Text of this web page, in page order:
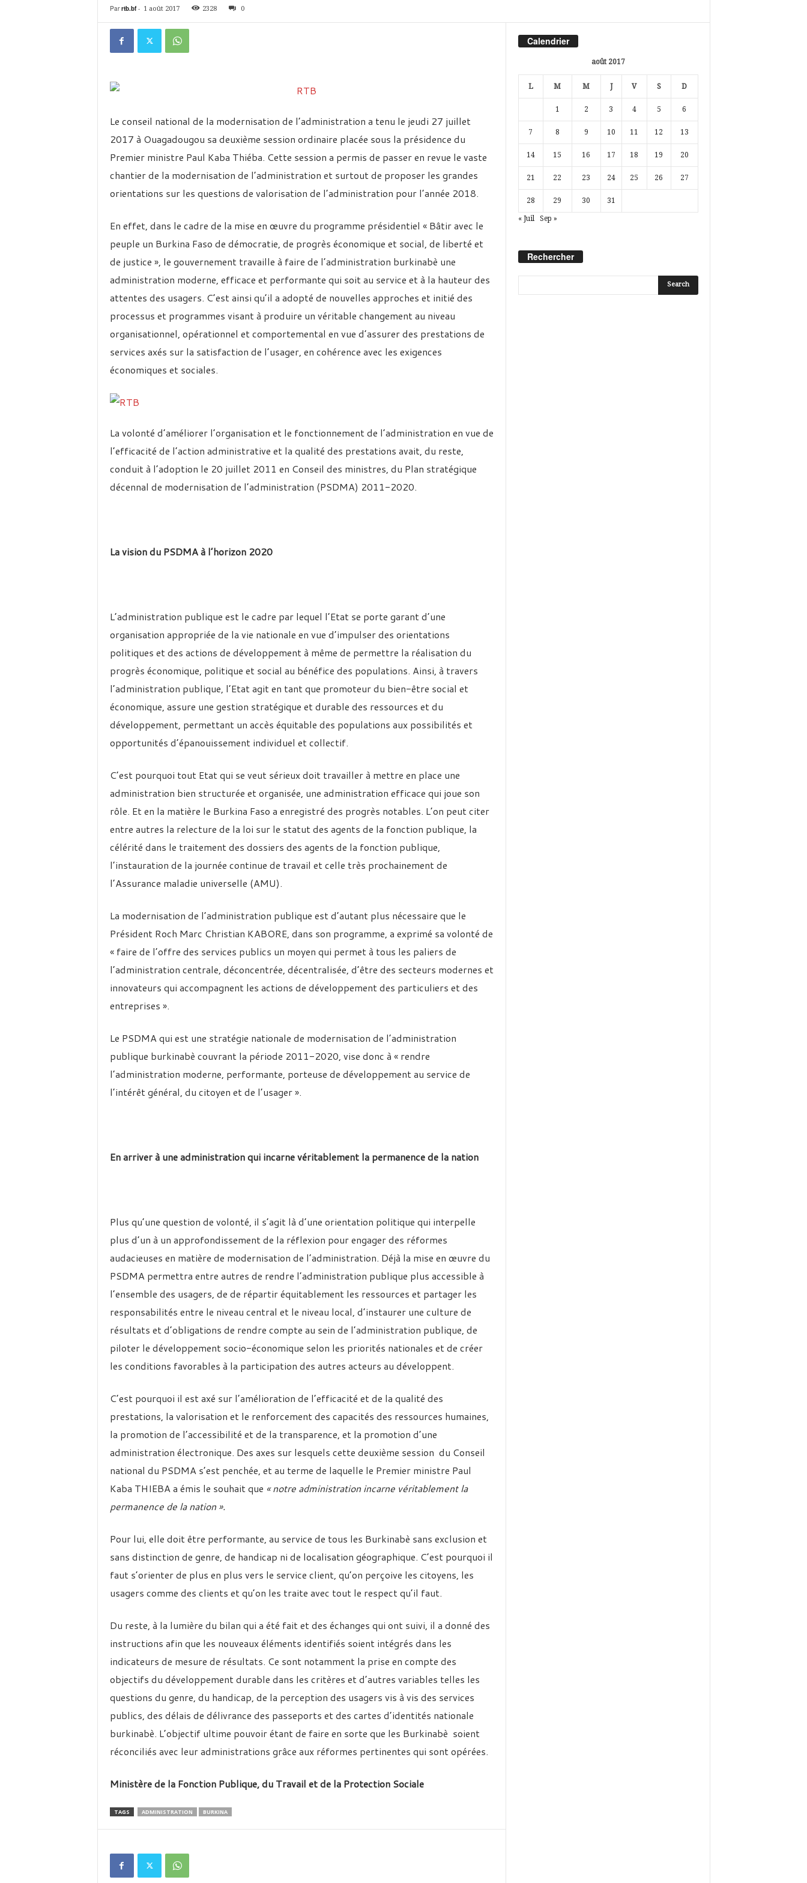
i
Par rtb.bf- 1 août 2017 2328 0
Le conseil national de la modernisation de l’administration a tenu le jeudi 27 juillet
2017 à Ouagadougou sa deuxième session ordinaire placée sous la présidence du
Premier ministre Paul Kaba Thiéba. Cette session a permis de passer en revue le vaste
chantier de la modernisation de l’administration et surtout de proposer les grandes
orientations sur les questions de valorisation de l’administration pour l’année 2018.
En effet, dans le cadre de la mise en œuvre du programme présidentiel « Bâtir avec le
peuple un Burkina Faso de démocratie, de progrès économique et social, de liberté et
de justice », le gouvernement travaille à faire de l’administration burkinabè une
administration moderne, efficace et performante qui soit au service et à la hauteur des
attentes des usagers. C’est ainsi qu’il a adopté de nouvelles approches et initié des
processus et programmes visant à produire un véritable changement au niveau
organisationnel, opérationnel et comportemental en vue d’assurer des prestations de
services axés sur la satisfaction de l’usager, en cohérence avec les exigences
économiques et sociales.
La volonté d’améliorer l’organisation et le fonctionnement de l’administration en vue de
l’efficacité de l’action administrative et la qualité des prestations avait, du reste,
conduit à l’adoption le 20 juillet 2011 en Conseil des ministres, du Plan stratégique
décennal de modernisation de l’administration (PSDMA) 2011-2020.
La vision du PSDMA à l’horizon 2020
L’administration publique est le cadre par lequel l’Etat se porte garant d’une
organisation appropriée de la vie nationale en vue d’impulser des orientations
politiques et des actions de développement à même de permettre la réalisation du
progrès économique, politique et social au bénéfice des populations. Ainsi, à travers
l’administration publique, l’Etat agit en tant que promoteur du bien-être social et
économique, assure une gestion stratégique et durable des ressources et du
développement, permettant un accès équitable des populations aux possibilités et
opportunités d’épanouissement individuel et collectif.
C’est pourquoi tout Etat qui se veut sérieux doit travailler à mettre en place une
administration bien structurée et organisée, une administration efficace qui joue son
rôle. Et en la matière le Burkina Faso a enregistré des progrès notables. L’on peut citer
entre autres la relecture de la loi sur le statut des agents de la fonction publique, la
célérité dans le traitement des dossiers des agents de la fonction publique,
l’instauration de la journée continue de travail et celle très prochainement de
l’Assurance maladie universelle (AMU).
La modernisation de l’administration publique est d’autant plus nécessaire que le
Président Roch Marc Christian KABORE, dans son programme, a exprimé sa volonté de
« faire de l’offre des services publics un moyen qui permet à tous les paliers de
l’administration centrale, déconcentrée, décentralisée, d’être des secteurs modernes et
innovateurs qui accompagnent les actions de développement des particuliers et des
entreprises ».
Le PSDMA qui est une stratégie nationale de modernisation de l’administration
publique burkinabè couvrant la période 2011-2020, vise donc à « rendre
l’administration moderne, performante, porteuse de développement au service de
l’intérêt général, du citoyen et de l’usager ».
En arriver à une administration qui incarne véritablement la permanence de la nation
Plus qu’une question de volonté, il s’agit là d’une orientation politique qui interpelle
plus d’un à un approfondissement de la réflexion pour engager des réformes
audacieuses en matière de modernisation de l’administration. Déjà la mise en œuvre du
PSDMA permettra entre autres de rendre l’administration publique plus accessible à
l’ensemble des usagers, de de répartir équitablement les ressources et partager les
responsabilités entre le niveau central et le niveau local, d’instaurer une culture de
résultats et d’obligations de rendre compte au sein de l’administration publique, de
piloter le développement socio-économique selon les priorités nationales et de créer
les conditions favorables à la participation des autres acteurs au développent.
C’est pourquoi il est axé sur l’amélioration de l’efficacité et de la qualité des
prestations, la valorisation et le renforcement des capacités des ressources humaines,
la promotion de l’accessibilité et de la transparence, et la promotion d’une
administration électronique. Des axes sur lesquels cette deuxième session du Conseil
national du PSDMA s’est penchée, et au terme de laquelle le Premier ministre Paul
Kaba THIEBA a émis le souhait que « notre administration incarne véritablement la
permanence de la nation ».
Pour lui, elle doit être performante, au service de tous les Burkinabè sans exclusion et
sans distinction de genre, de handicap ni de localisation géographique. C’est pourquoi il
faut s’orienter de plus en plus vers le service client, qu’on perçoive les citoyens, les
usagers comme des clients et qu’on les traite avec tout le respect qu’il faut.
Du reste, à la lumière du bilan qui a été fait et des échanges qui ont suivi, il a donné des
instructions afin que les nouveaux éléments identifiés soient intégrés dans les
indicateurs de mesure de résultats. Ce sont notamment la prise en compte des
objectifs du développement durable dans les critères et d’autres variables telles les
questions du genre, du handicap, de la perception des usagers vis à vis des services
publics, des délais de délivrance des passeports et des cartes d’identités nationale
burkinabè. L’objectif ultime pouvoir étant de faire en sorte que les Burkinabè soient
réconciliés avec leur administrations grâce aux réformes pertinentes qui sont opérées.
Ministère de la Fonction Publique, du Travail et de la Protection Sociale
TAGS ADMINISTRATION BURKINA
Calendrier
août 2017
L M M J V S D
1 2 3 4 5 6
7 8 9 10 11 12 13
14 15 16 17 18 19 20
21 22 23 24 25 26 27
28 29 30 31
« Juil Sep »
Rechercher